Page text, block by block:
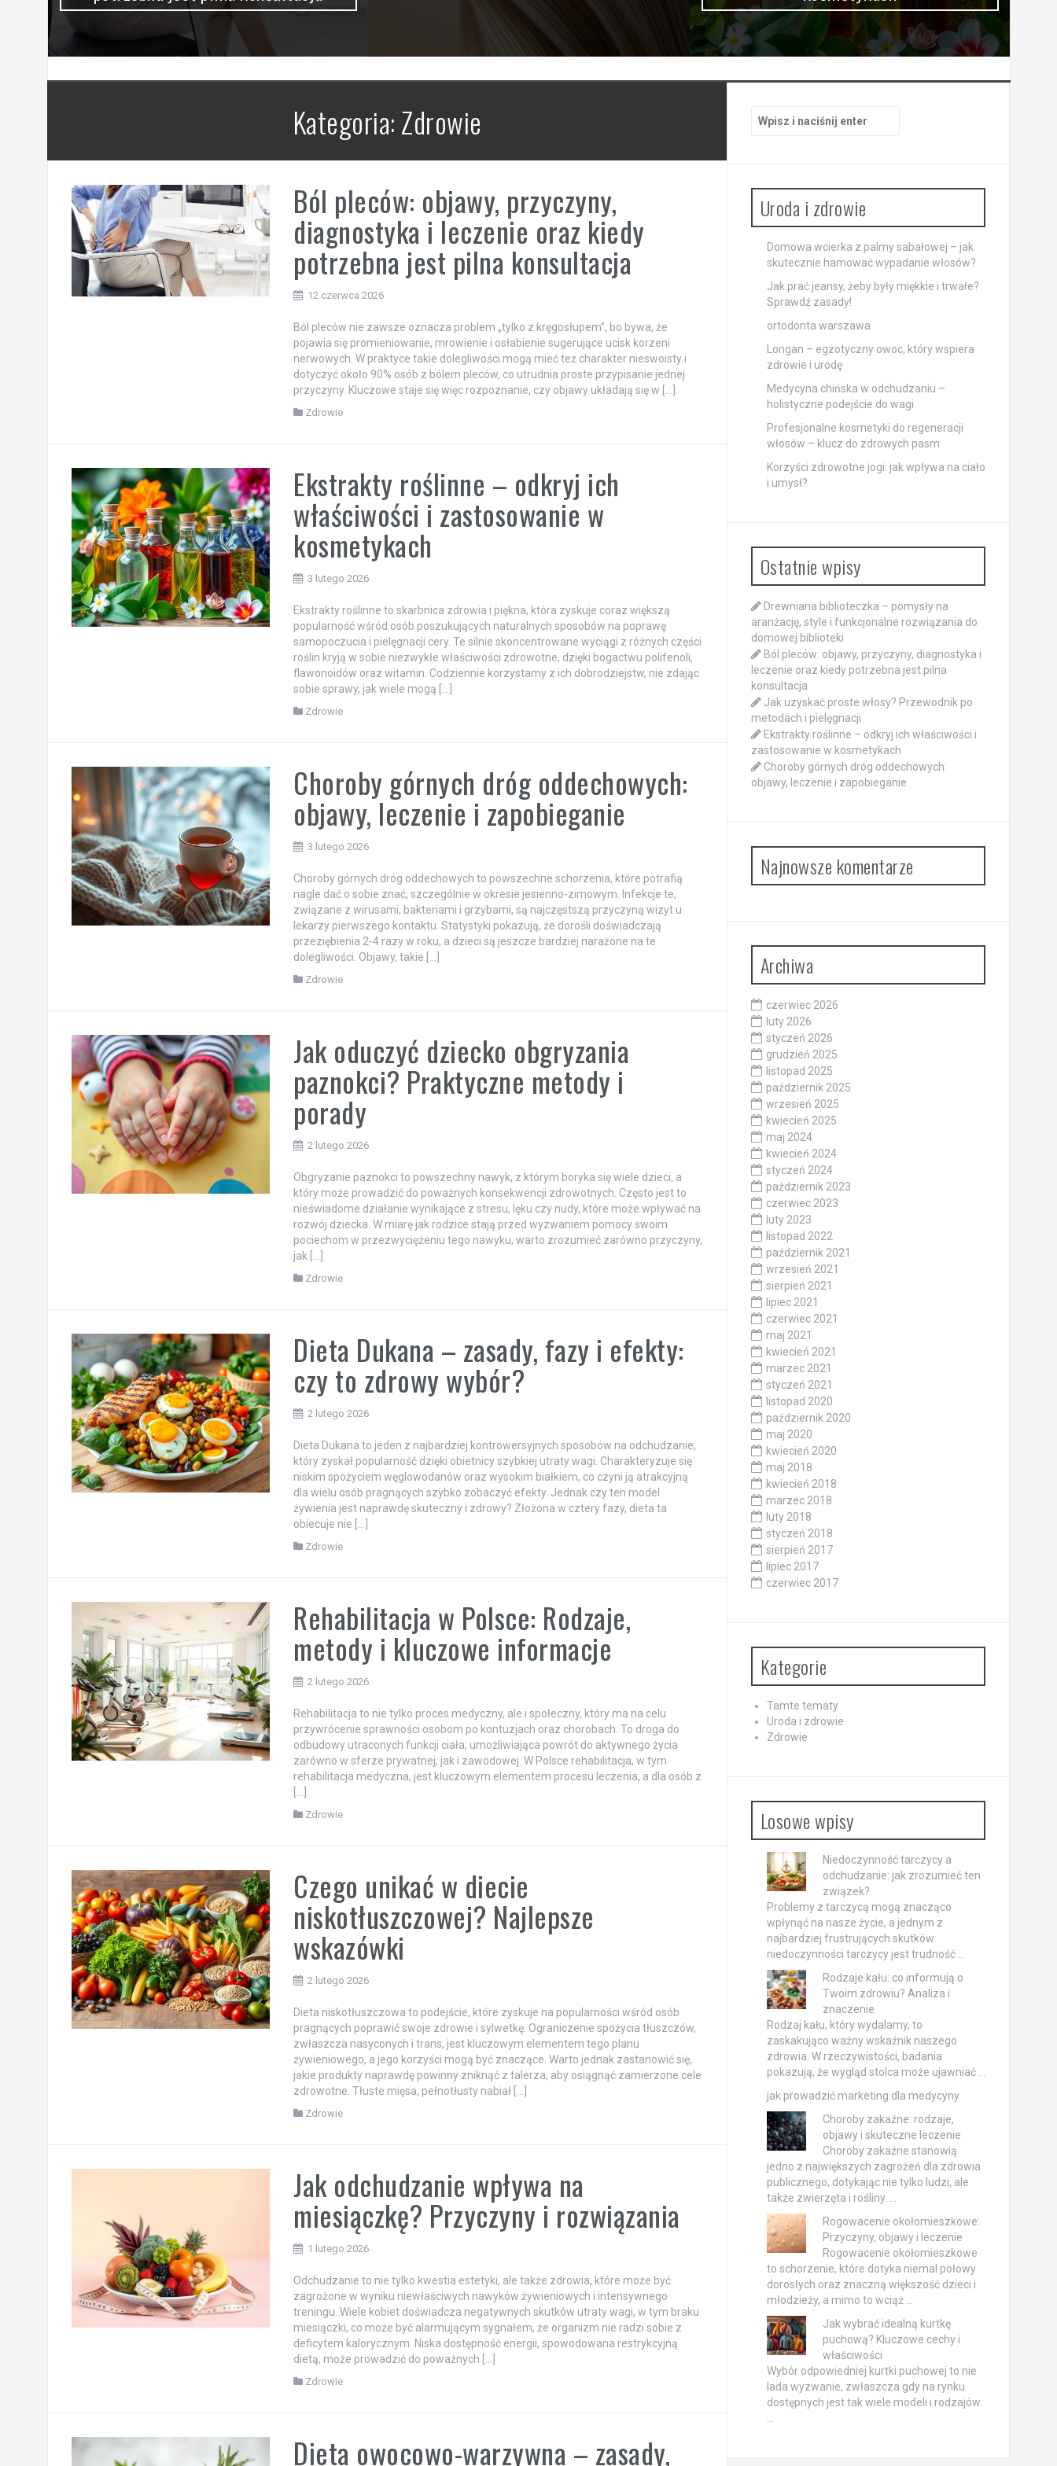
Kategoria:Zdrowie
Ból pleców: objawy, przyczyny,
diagnostyka i leczenie oraz kiedy
potrzebna jest pilna konsultacja
12 czerwca 2026
Ból pleców nie zawsze oznacza problem „tylko z kręgosłupem”, bo bywa, że
pojawia się promieniowanie, mrowienie i osłabienie sugerujące ucisk korzeni
nerwowych. W praktyce takie dolegliwości mogą mieć też charakter nieswoisty i
dotyczyć około 90% osób z bólem pleców, co utrudnia proste przypisanie jednej
przyczyny. Kluczowe staje się więc rozpoznanie, czy objawy układają się w […]
Zdrowie
Ekstrakty roślinne – odkryj ich
właściwości i zastosowanie w
kosmetykach
3 lutego 2026
Ekstrakty roślinne to skarbnica zdrowia i piękna, która zyskuje coraz większą
popularność wśród osób poszukujących naturalnych sposobów na poprawę
samopoczucia i pielęgnacji cery. Te silnie skoncentrowane wyciągi z różnych części
roślin kryją w sobie niezwykłe właściwości zdrowotne, dzięki bogactwu polifenoli,
flawonoidów oraz witamin. Codziennie korzystamy z ich dobrodziejstw, nie zdając
sobie sprawy, jak wiele mogą […]
Zdrowie
Choroby górnych dróg oddechowych:
objawy, leczenie i zapobieganie
3 lutego 2026
Choroby górnych dróg oddechowych to powszechne schorzenia, które potrafią
nagle dać o sobie znać, szczególnie w okresie jesienno-zimowym. Infekcje te,
związane z wirusami, bakteriami i grzybami, są najczęstszą przyczyną wizyt u
lekarzy pierwszego kontaktu. Statystyki pokazują, że dorośli doświadczają
przeziębienia 2-4 razy w roku, a dzieci są jeszcze bardziej narażone na te
dolegliwości. Objawy, takie […]
Zdrowie
Jak oduczyć dziecko obgryzania
paznokci? Praktyczne metody i
porady
2 lutego 2026
Obgryzanie paznokci to powszechny nawyk, z którym boryka się wiele dzieci, a
który może prowadzić do poważnych konsekwencji zdrowotnych. Często jest to
nieświadome działanie wynikające z stresu, lęku czy nudy, które może wpływać na
rozwój dziecka. W miarę jak rodzice stają przed wyzwaniem pomocy swoim
pociechom w przezwyciężeniu tego nawyku, warto zrozumieć zarówno przyczyny,
jak […]
Zdrowie
Dieta Dukana – zasady, fazy i efekty:
czy to zdrowy wybór?
2 lutego 2026
Dieta Dukana to jeden z najbardziej kontrowersyjnych sposobów na odchudzanie,
który zyskał popularność dzięki obietnicy szybkiej utraty wagi. Charakteryzuje się
niskim spożyciem węglowodanów oraz wysokim białkiem, co czyni ją atrakcyjną
dla wielu osób pragnących szybko zobaczyć efekty. Jednak czy ten model
żywienia jest naprawdę skuteczny i zdrowy? Złożona w cztery fazy, dieta ta
obiecuje nie […]
Zdrowie
Rehabilitacja w Polsce: Rodzaje,
metody i kluczowe informacje
2 lutego 2026
Rehabilitacja to nie tylko proces medyczny, ale i społeczny, który ma na celu
przywrócenie sprawności osobom po kontuzjach oraz chorobach. To droga do
odbudowy utraconych funkcji ciała, umożliwiająca powrót do aktywnego życia
zarówno w sferze prywatnej, jak i zawodowej. W Polsce rehabilitacja, w tym
rehabilitacja medyczna, jest kluczowym elementem procesu leczenia, a dla osób z
[…]
Zdrowie
Czego unikać w diecie
niskotłuszczowej? Najlepsze
wskazówki
2 lutego 2026
Dieta niskotłuszczowa to podejście, które zyskuje na popularności wśród osób
pragnących poprawić swoje zdrowie i sylwetkę. Ograniczenie spożycia tłuszczów,
zwłaszcza nasyconych i trans, jest kluczowym elementem tego planu
żywieniowego, a jego korzyści mogą być znaczące. Warto jednak zastanowić się,
jakie produkty naprawdę powinny zniknąć z talerza, aby osiągnąć zamierzone cele
zdrowotne. Tłuste mięsa, pełnotłusty nabiał […]
Zdrowie
Jak odchudzanie wpływa na
miesiączkę? Przyczyny i rozwiązania
1 lutego 2026
Odchudzanie to nie tylko kwestia estetyki, ale także zdrowia, które może być
zagrożone w wyniku niewłaściwych nawyków żywieniowych i intensywnego
treningu. Wiele kobiet doświadcza negatywnych skutków utraty wagi, w tym braku
miesiączki, co może być alarmującym sygnałem, że organizm nie radzi sobie z
deficytem kalorycznym. Niska dostępność energii, spowodowana restrykcyjną
dietą, może prowadzić do poważnych […]
Zdrowie
Dieta owocowo-warzywna – zasady,
Uroda i zdrowie
Domowa wcierka z palmy sabałowej – jak
skutecznie hamować wypadanie włosów?
Jak prać jeansy, żeby były miękkie i trwałe?
Sprawdź zasady!
ortodonta warszawa
Longan – egzotyczny owoc, który wspiera
zdrowie i urodę
Medycyna chińska w odchudzaniu –
holistyczne podejście do wagi
Profesjonalne kosmetyki do regeneracji
włosów – klucz do zdrowych pasm
Korzyści zdrowotne jogi: jak wpływa na ciało
i umysł?
Ostatnie wpisy
Drewniana biblioteczka – pomysły na
aranżację, style i funkcjonalne rozwiązania do
domowej biblioteki
Ból pleców: objawy, przyczyny, diagnostyka i
leczenie oraz kiedy potrzebna jest pilna
konsultacja
Jak uzyskać proste włosy? Przewodnik po
metodach i pielęgnacji
Ekstrakty roślinne – odkryj ich właściwości i
zastosowanie w kosmetykach
Choroby górnych dróg oddechowych:
objawy, leczenie i zapobieganie
Najnowsze komentarze
Archiwa
czerwiec 2026
luty 2026
styczeń 2026
grudzień 2025
listopad 2025
październik 2025
wrzesień 2025
kwiecień 2025
maj 2024
kwiecień 2024
styczeń 2024
październik 2023
czerwiec 2023
luty 2023
listopad 2022
październik 2021
wrzesień 2021
sierpień 2021
lipiec 2021
czerwiec 2021
maj 2021
kwiecień 2021
marzec 2021
styczeń 2021
listopad 2020
październik 2020
maj 2020
kwiecień 2020
maj 2018
kwiecień 2018
marzec 2018
luty 2018
styczeń 2018
sierpień 2017
lipiec 2017
czerwiec 2017
Kategorie
Tamte tematy
Uroda i zdrowie
Zdrowie
Losowe wpisy
Niedoczynność tarczycy a
odchudzanie: jak zrozumieć ten
związek?
Problemy z tarczycą mogą znacząco
wpłynąć na nasze życie, a jednym z
najbardziej frustrujących skutków
niedoczynności tarczycy jest trudność …
Rodzaje kału: co informują o
Twoim zdrowiu? Analiza i
znaczenie
Rodzaj kału, który wydalamy, to
zaskakująco ważny wskaźnik naszego
zdrowia. W rzeczywistości, badania
pokazują, że wygląd stolca może ujawniać …
jak prowadzić marketing dla medycyny
Choroby zakaźne: rodzaje,
objawy i skuteczne leczenie
Choroby zakaźne stanowią
jedno z największych zagrożeń dla zdrowia
publicznego, dotykając nie tylko ludzi, ale
także zwierzęta i rośliny. …
Rogowacenie okołomieszkowe:
Przyczyny, objawy i leczenie
Rogowacenie okołomieszkowe
to schorzenie, które dotyka niemal połowy
dorosłych oraz znaczną większość dzieci i
młodzieży, a mimo to wciąż …
Jak wybrać idealną kurtkę
puchową? Kluczowe cechy i
właściwości
Wybór odpowiedniej kurtki puchowej to nie
lada wyzwanie, zwłaszcza gdy na rynku
dostępnych jest tak wiele modeli i rodzajów.